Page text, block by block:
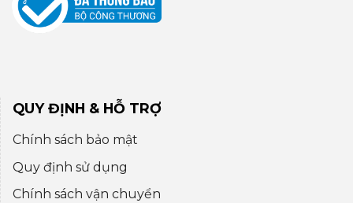
QUY ĐỊNH & HỖ TRỢ
Chính sách bảo mật
Quy định sử dụng
Chính sách vận chuyển